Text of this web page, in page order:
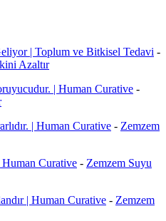
| Toplum ve Bitkisel Tedavi -
Azaltır
| Human Curative -
| Human Curative - Zemzem
Human Curative - Zemzem Suyu
| Human Curative - Zemzem